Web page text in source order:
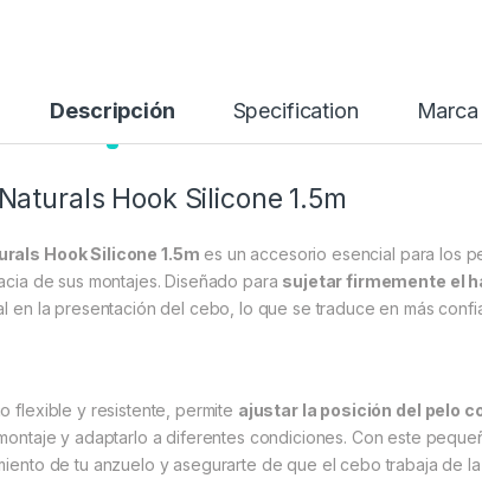
Descripción Specification Marca
Hook Silicone 1.5m
Hook Silicone 1.5m es un accesorio esencial para los
de sus montajes. Diseñado para sujetar firmemente el
en la presentación del cebo, lo que se traduce en más
flexible y resistente, permite ajustar la posición del pelo
y adaptarlo a diferentes condiciones. Con este
de tu anzuelo y asegurarte de que el cebo trabaja de la